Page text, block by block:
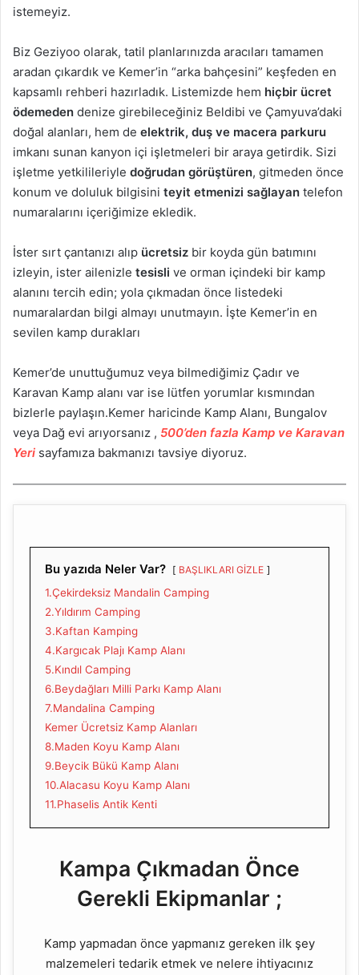
istemeyiz.
Biz Geziyoo olarak, tatil planlarınızda aracıları tamamen
aradan çıkardık ve Kemer’in “arka bahçesini” keşfeden en
kapsamlı rehberi hazırladık. Listemizde hem hiçbir ücret
ödemeden denize girebileceğiniz Beldibi ve Çamyuva’daki
doğal alanları, hem de elektrik, duş ve macera parkuru
imkanı sunan kanyon içi işletmeleri bir araya getirdik. Sizi
işletme yetkilileriyle doğrudan görüştüren, gitmeden önce
konum ve doluluk bilgisini teyit etmenizi sağlayan telefon
numaralarını içeriğimize ekledik.
İster sırt çantanızı alıp ücretsiz bir koyda gün batımını
izleyin, ister ailenizle tesisli ve orman içindeki bir kamp
alanını tercih edin; yola çıkmadan önce listedeki
numaralardan bilgi almayı unutmayın. İşte Kemer’in en
sevilen kamp durakları
Kemer’de unuttuğumuz veya bilmediğimiz Çadır ve
Karavan Kamp alanı var ise lütfen yorumlar kısmından
bizlerle paylaşın.Kemer haricinde Kamp Alanı, Bungalov
veya Dağ evi arıyorsanız , 500’den fazla Kamp ve Karavan
Yeri sayfamıza bakmanızı tavsiye diyoruz.
Bu yazıda Neler Var? BAŞLIKLARI GİZLE
1.Çekirdeksiz Mandalin Camping
2.Yıldırım Camping
3.Kaftan Kamping
4.Kargıcak Plajı Kamp Alanı
5.Kındıl Camping
6.Beydağları Milli Parkı Kamp Alanı
7.Mandalina Camping
Kemer Ücretsiz Kamp Alanları
8.Maden Koyu Kamp Alanı
9.Beycik Bükü Kamp Alanı
10.Alacasu Koyu Kamp Alanı
11.Phaselis Antik Kenti
Kampa Çıkmadan Önce
Gerekli Ekipmanlar ;
Kamp yapmadan önce yapmanız gereken ilk şey
malzemeleri tedarik etmek ve nelere ihtiyacınız